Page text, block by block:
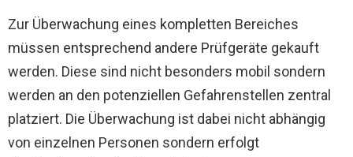
Zur Überwachung eines kompletten Bereiches
müssen entsprechend andere Prüfgeräte gekauft
werden. Diese sind nicht besonders mobil sondern
werden an den potenziellen Gefahrenstellen zentral
platziert. Die Überwachung ist dabei nicht abhängig
von einzelnen Personen sondern erfolgt